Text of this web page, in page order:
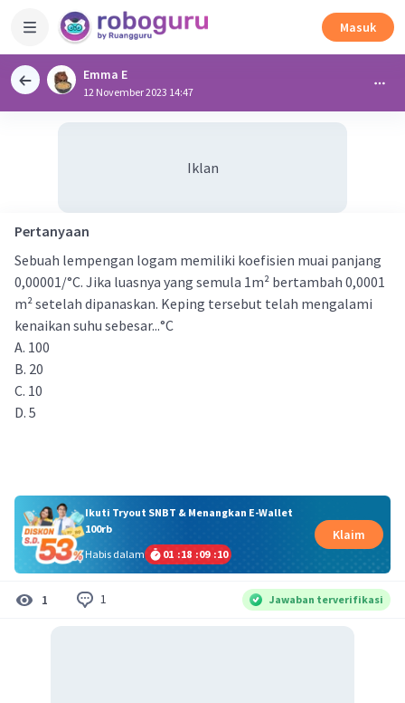
Masuk
Emma E
12 November 2023 14:47
Iklan
Pertanyaan
Sebuah lempengan logam memiliki koefisien muai panjang
0,00001/°C. Jika luasnya yang semula 1m² bertambah 0,0001
m² setelah dipanaskan. Keping tersebut telah mengalami
kenaikan suhu sebesar...°C
A. 100
B. 20
C. 10
D. 5
Ikuti Tryout SNBT & Menangkan E-Wallet
100rb
Habis dalam
01 :18 :09 :10
Klaim
1 1 Jawaban terverifikasi